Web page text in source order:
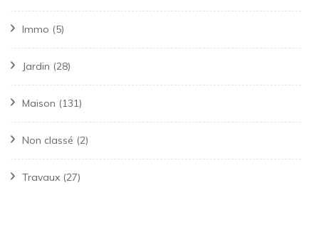
Immo (5)
Jardin (28)
Maison (131)
Non classé (2)
Travaux (27)